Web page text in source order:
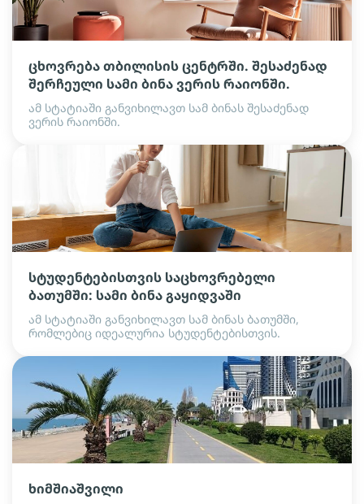
ცხოვრება თბილისის ცენტრში. შესაძენად
შერჩეული სამი ბინა ვერის რაიონში.
ამ სტატიაში განვიხილავთ სამ ბინას შესაძენად
ვერის რაიონში.
სტუდენტებისთვის საცხოვრებელი
ბათუმში: სამი ბინა გაყიდვაში
ამ სტატიაში განვიხილავთ სამ ბინას ბათუმში,
რომლებიც იდეალურია სტუდენტებისთვის.
ხიმშიაშვილი